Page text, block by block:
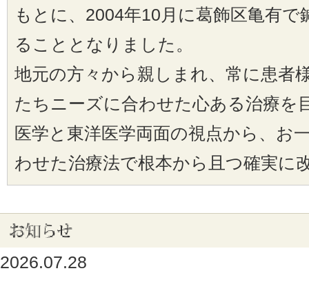
もとに、2004年10月に葛飾区亀有で
ることとなりました。
地元の方々から親しまれ、常に患者
たちニーズに合わせた心ある治療を
医学と東洋医学両面の視点から、お
わせた治療法で根本から且つ確実に
2026.07.28